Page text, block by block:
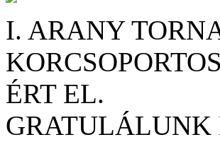
I. ARANY
ÉRT EL.